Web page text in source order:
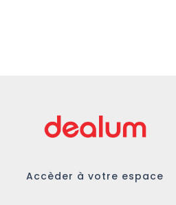
Accèder à votre espace